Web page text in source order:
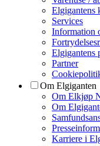
Elgigantens
Services
Information
Elgigantens
Partner
Om Elgiganten
Om Elkjøp
Om
Karriere i